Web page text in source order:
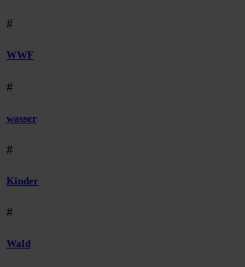
#
WWF
#
wasser
#
Kinder
#
Wald